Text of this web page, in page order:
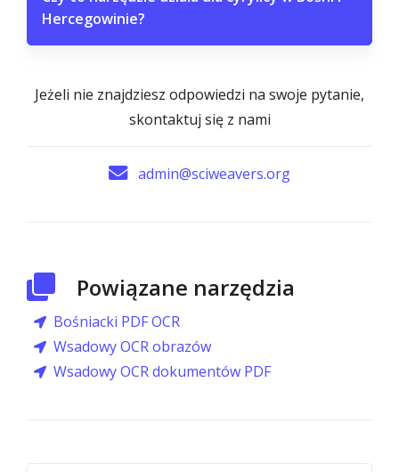
Hercegowinie?
Jeżeli nie znajdziesz odpowiedzi na swoje pytanie,
skontaktuj się z nami
admin@sciweavers.org
Powiązane narzędzia
Bośniacki PDF OCR
Wsadowy OCR obrazów
Wsadowy OCR dokumentów PDF